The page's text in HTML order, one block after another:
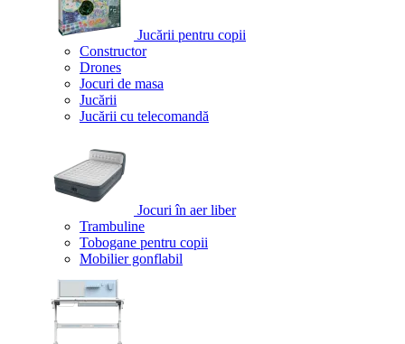
Jucării pentru copii
Constructor
Drones
Jocuri de masa
Jucării
Jucării cu telecomandă
Jocuri în aer liber
Trambuline
Tobogane pentru copii
Mobilier gonflabil